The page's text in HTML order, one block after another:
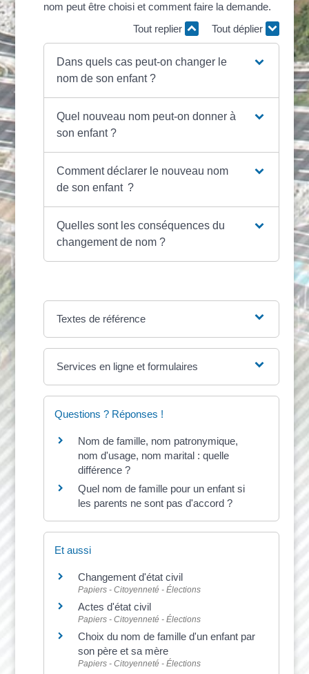
nom peut être choisi et comment faire la demande.
Tout replier
Tout déplier
Dans quels cas peut-on changer le
nom de son enfant ?
Quel nouveau nom peut-on donner à
son enfant ?
Comment déclarer le nouveau nom
de son enfant ?
Quelles sont les conséquences du
changement de nom ?
Textes de référence
Services en ligne et formulaires
Questions ? Réponses !
Nom de famille, nom patronymique,
nom d'usage, nom marital : quelle
différence ?
Quel nom de famille pour un enfant si
les parents ne sont pas d'accord ?
Et aussi
Changement d'état civil
Papiers - Citoyenneté - Élections
Actes d'état civil
Papiers - Citoyenneté - Élections
Choix du nom de famille d'un enfant par
son père et sa mère
Papiers - Citoyenneté - Élections